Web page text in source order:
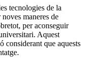
tecnologies de la
maneres de
per aconseguir
Aquest
considerant que aquests